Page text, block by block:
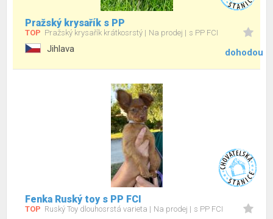
Pražský krysařík s PP
TOP Pražský krysařík krátkosrstý Na prodej s PP FCI
Jihlava dohodou
Fenka Ruský toy s PP FCI
TOP Ruský Toy dlouhosrstá varieta Na prodej s PP FCI